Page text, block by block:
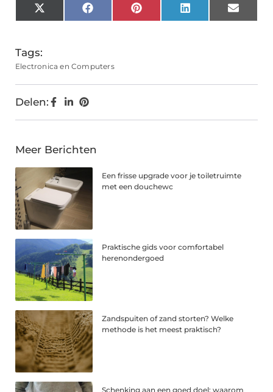
X
(Twitter)
FacebookPinterestLinkedInEmail
Tags:
Electronica en Computers
Delen:
Meer Berichten
Een frisse upgrade voor je toiletruimte
met een douchewc
Praktische gids voor comfortabel
herenondergoed
Zandspuiten of zand storten? Welke
methode is het meest praktisch?
Schenking aan een goed doel: waarom